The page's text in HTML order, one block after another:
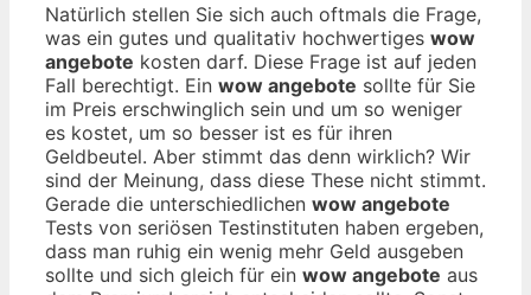
Natürlich stellen Sie sich auch oftmals die Frage,
was ein gutes und qualitativ hochwertiges wow
angebote kosten darf. Diese Frage ist auf jeden
Fall berechtigt. Ein wow angebote sollte für Sie
im Preis erschwinglich sein und um so weniger
es kostet, um so besser ist es für ihren
Geldbeutel. Aber stimmt das denn wirklich? Wir
sind der Meinung, dass diese These nicht stimmt.
Gerade die unterschiedlichen wow angebote
Tests von seriösen Testinstituten haben ergeben,
dass man ruhig ein wenig mehr Geld ausgeben
sollte und sich gleich für ein wow angebote aus